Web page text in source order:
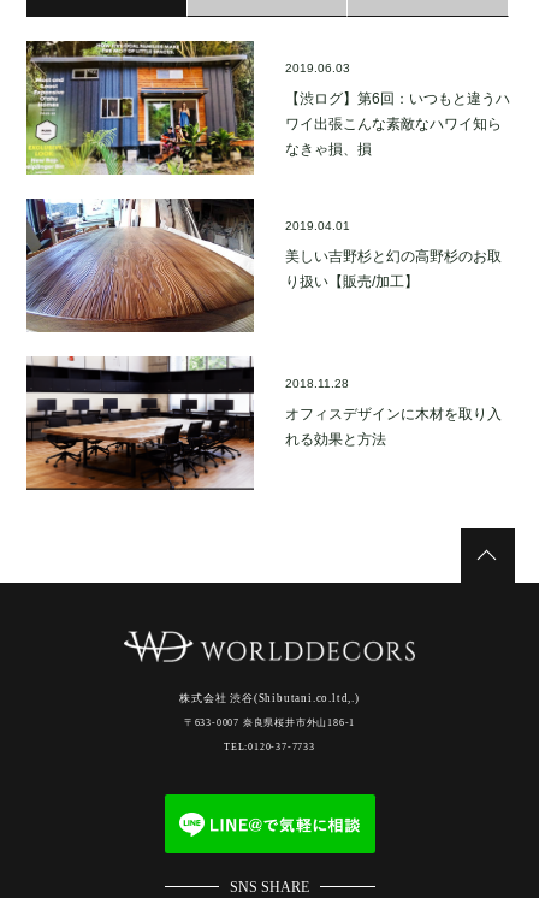
2019.06.03
【渋ログ】第6回：いつもと違うハ
ワイ出張こんな素敵なハワイ知ら
なきゃ損、損
2019.04.01
美しい吉野杉と幻の高野杉のお取
り扱い【販売/加工】
2018.11.28
オフィスデザインに木材を取り入
れる効果と方法
株式会社 渋谷(Shibutani.co.ltd,.)
〒633-0007 奈良県桜井市外山186-1
TEL:0120-37-7733
SNS SHARE